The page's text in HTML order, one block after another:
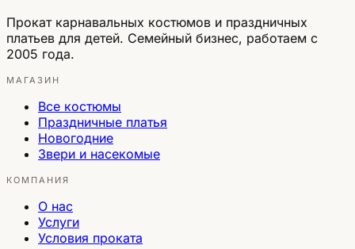
Прокат карнавальных костюмов и праздничных
платьев для детей. Семейный бизнес, работаем с
2005 года.
МАГАЗИН
Все костюмы
Праздничные платья
Новогодние
Звери и насекомые
КОМПАНИЯ
О нас
Услуги
Условия проката